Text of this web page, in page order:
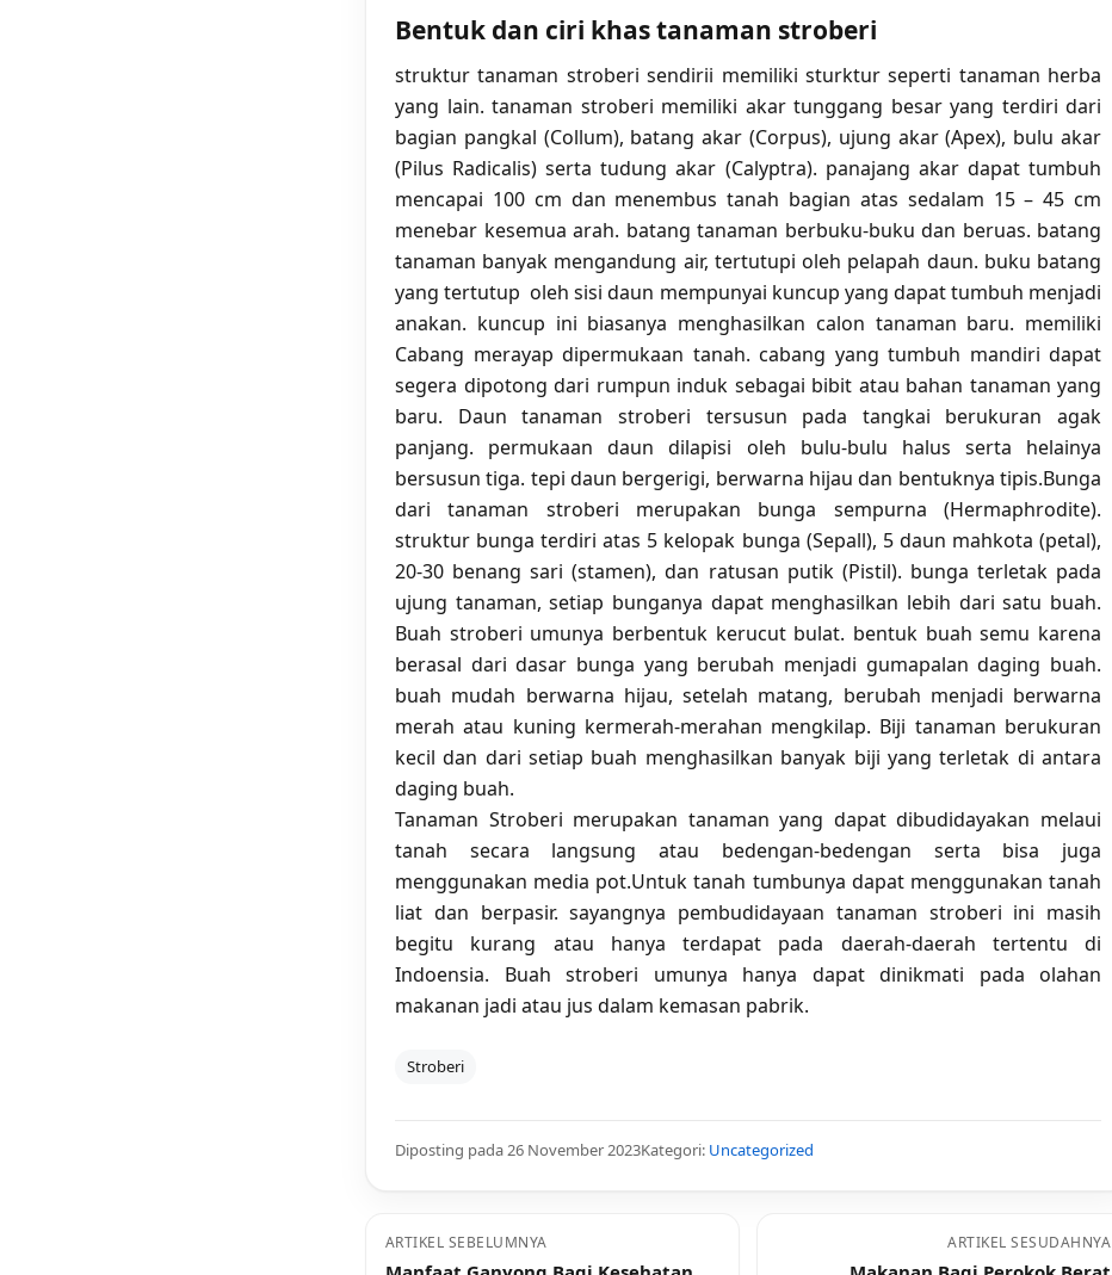
Bentuk dan ciri khas tanaman stroberi
struktur tanaman stroberi sendirii memiliki sturktur seperti tanaman herba
yang lain. tanaman stroberi memiliki akar tunggang besar yang terdiri dari
bagian pangkal (Collum), batang akar (Corpus), ujung akar (Apex), bulu akar
(Pilus Radicalis) serta tudung akar (Calyptra). panajang akar dapat tumbuh
mencapai 100 cm dan menembus tanah bagian atas sedalam 15 – 45 cm
menebar kesemua arah. batang tanaman berbuku-buku dan beruas. batang
tanaman banyak mengandung air, tertutupi oleh pelapah daun. buku batang
yang tertutup oleh sisi daun mempunyai kuncup yang dapat tumbuh menjadi
anakan. kuncup ini biasanya menghasilkan calon tanaman baru. memiliki
Cabang merayap dipermukaan tanah. cabang yang tumbuh mandiri dapat
segera dipotong dari rumpun induk sebagai bibit atau bahan tanaman yang
baru. Daun tanaman stroberi tersusun pada tangkai berukuran agak
panjang. permukaan daun dilapisi oleh bulu-bulu halus serta helainya
bersusun tiga. tepi daun bergerigi, berwarna hijau dan bentuknya tipis.Bunga
dari tanaman stroberi merupakan bunga sempurna (Hermaphrodite).
struktur bunga terdiri atas 5 kelopak bunga (Sepall), 5 daun mahkota (petal),
20-30 benang sari (stamen), dan ratusan putik (Pistil). bunga terletak pada
ujung tanaman, setiap bunganya dapat menghasilkan lebih dari satu buah.
Buah stroberi umunya berbentuk kerucut bulat. bentuk buah semu karena
berasal dari dasar bunga yang berubah menjadi gumapalan daging buah.
buah mudah berwarna hijau, setelah matang, berubah menjadi berwarna
merah atau kuning kermerah-merahan mengkilap. Biji tanaman berukuran
kecil dan dari setiap buah menghasilkan banyak biji yang terletak di antara
daging buah.
Tanaman Stroberi merupakan tanaman yang dapat dibudidayakan melaui
tanah secara langsung atau bedengan-bedengan serta bisa juga
menggunakan media pot.Untuk tanah tumbunya dapat menggunakan tanah
liat dan berpasir. sayangnya pembudidayaan tanaman stroberi ini masih
begitu kurang atau hanya terdapat pada daerah-daerah tertentu di
Indoensia. Buah stroberi umunya hanya dapat dinikmati pada olahan
makanan jadi atau jus dalam kemasan pabrik.
Stroberi
Diposting pada 26 November 2023Kategori: Uncategorized
ARTIKEL SEBELUMNYA ARTIKEL SESUDAHNYA